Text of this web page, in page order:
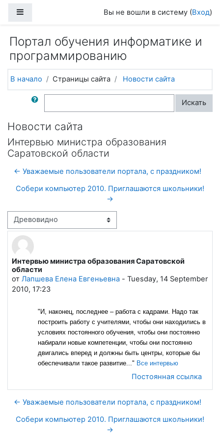
Вы не вошли в систему (Вход)
Портал обучения информатике и
программированию
В начало Страницы сайта Новости сайта
Поиск по форумам Искать
Новости сайта
Интервью министра образования
Саратовской области
← Уважаемые пользователи портала, с праздником!
Собери компьютер 2010. Приглашаются школьники!
→
Режим отображения
Интервью министра образования Саратовской
области
от Лапшева Елена Евгеньевна - Tuesday, 14 September
2010, 17:23
Количество ответов: 0
"И, наконец, последнее – работа с кадрами. Надо так
построить работу с учителями, чтобы они находились в
условиях постоянного обучения, чтобы они постоянно
набирали новые компетенции, чтобы они постоянно
двигались вперед и должны быть центры, которые бы
обеспечивали такое развитие..." Все интервью
Постоянная ссылка
← Уважаемые пользователи портала, с праздником!
Собери компьютер 2010. Приглашаются школьники!
→